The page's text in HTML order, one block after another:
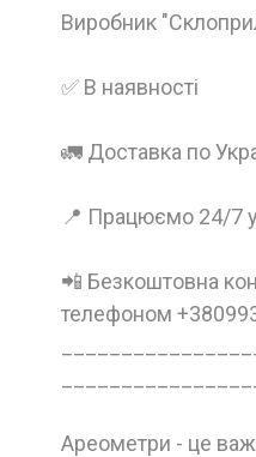
Виробник
✅ В наявності
🚛 Доставка по
📍 Працюємо 24/7
📲 Безкоштовна
телефоном
Ареометри - це